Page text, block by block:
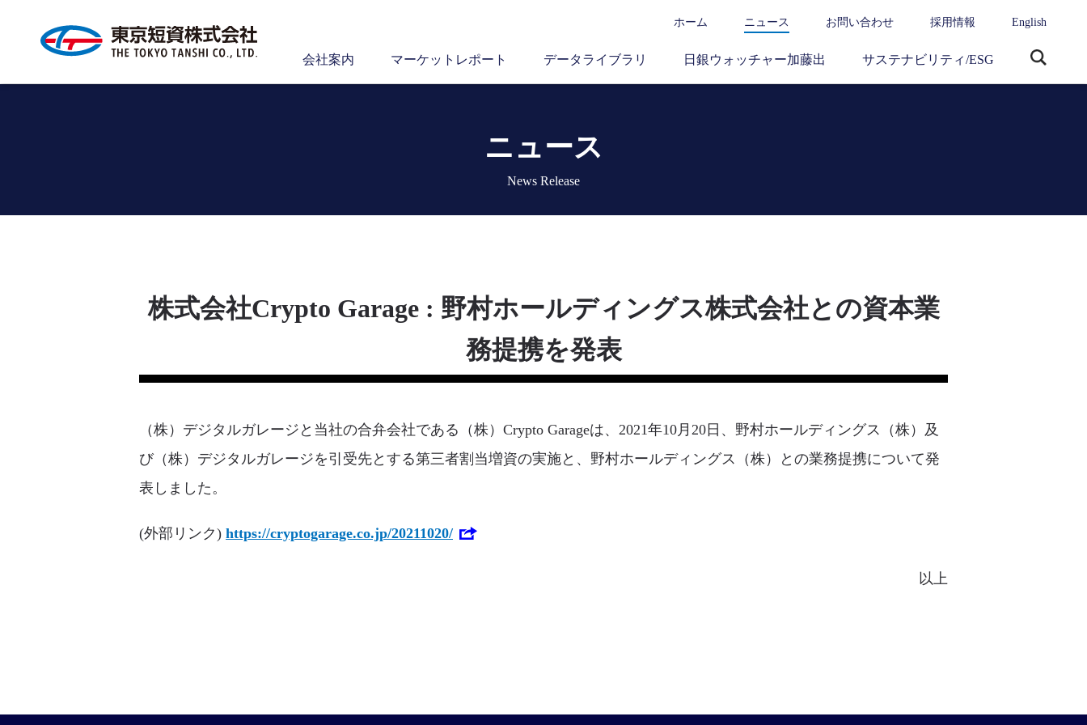
ホーム ニュース お問い合わせ 採用情報 English
会社案内 マーケットレポート データライブラリ 日銀ウォッチャー加藤出 サステナビリティ/ESG
ニュース
News Release
株式会社Crypto Garage : 野村ホールディングス株式会社との資本業
務提携を発表
（株）デジタルガレージと当社の合弁会社である（株）Crypto Garageは、2021年10月20日、野村ホールディングス（株）及
び（株）デジタルガレージを引受先とする第三者割当増資の実施と、野村ホールディングス（株）との業務提携について発
表しました。
(外部リンク) https://cryptogarage.co.jp/20211020/
以上